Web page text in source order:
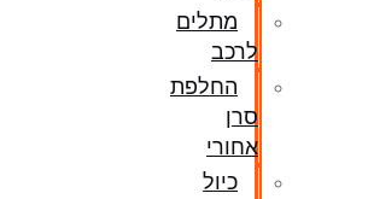
מתלים
לרכב
החלפת
סרן
אחורי
כיול